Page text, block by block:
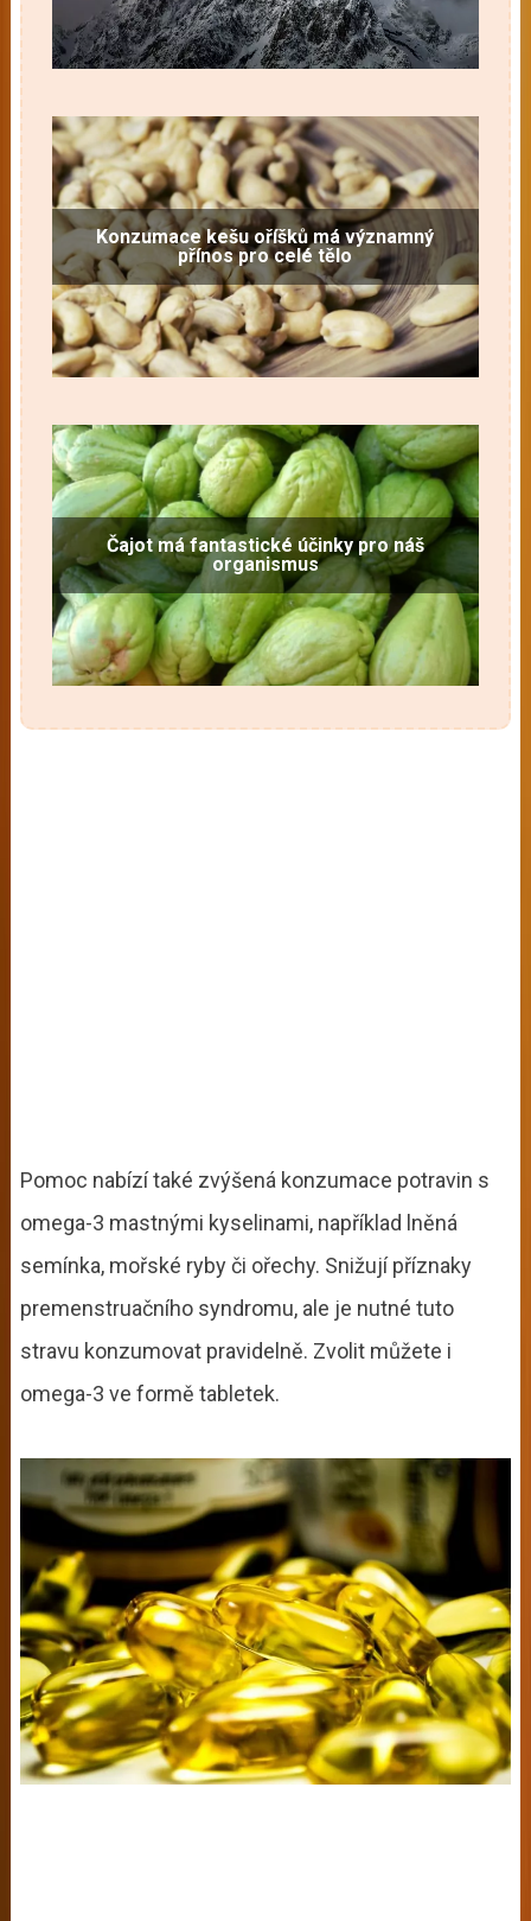
Konzumace kešu oříšků má významný
přínos pro celé tělo
Čajot má fantastické účinky pro náš
organismus
Pomoc nabízí také zvýšená konzumace potravin s
omega-3 mastnými kyselinami, například lněná
semínka, mořské ryby či ořechy. Snižují příznaky
premenstruačního syndromu, ale je nutné tuto
stravu konzumovat pravidelně. Zvolit můžete i
omega-3 ve formě tabletek.